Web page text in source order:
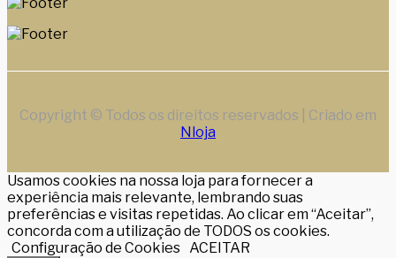
Copyright © Todos os direitos reservados | Criado em
Nloja
Usamos cookies na nossa loja para fornecer a
experiência mais relevante, lembrando suas
preferências e visitas repetidas. Ao clicar em “Aceitar”,
concorda com a utilização de TODOS os cookies.
Configuração de Cookies ACEITAR